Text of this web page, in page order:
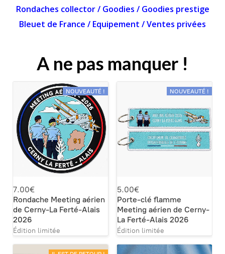
Rondaches collector/ Goodies / Goodies prestige
Bleuet de France / Equipement /Ventes privées
A ne pas manquer !
NOUVEAUTÉ !
7.00€
Rondache Meeting aérien
de Cerny-La Ferté-Alais
2026
Édition limitée
NOUVEAUTÉ !
5.00€
Porte-clé flamme
Meeting aérien de Cerny-
La Ferté-Alais 2026
Édition limitée